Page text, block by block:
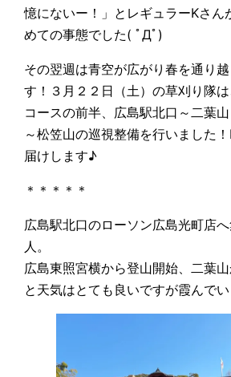
憶にないー！」とレギュラーKさん
めての事態でした( ﾟДﾟ)
その翌週は青空が広がり春を通り
す！３月２２日（土）の草刈り隊
コースの前半、広島駅北口～二葉
～松笠山の巡視整備を行いました
届けします♪
＊＊＊＊＊
広島駅北口のローソン広島光町店
人。
広島東照宮横から登山開始、二葉
と天気はとても良いですが霞んでい